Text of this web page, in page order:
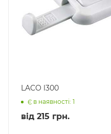
LACO l300
Є в наявності: 1
від 215 грн.